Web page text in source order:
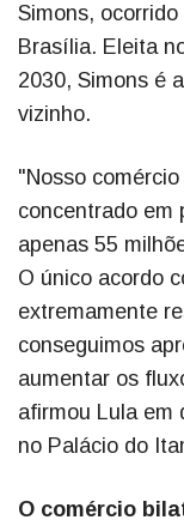
Simons,
Brasília. Eleita
2030, Simons é
vizinho.
"Nosso
concentrado em
apenas 55
O único acordo
extremamente
conseguimos
aumentar os
afirmou Lula em
no Palácio do
O comércio